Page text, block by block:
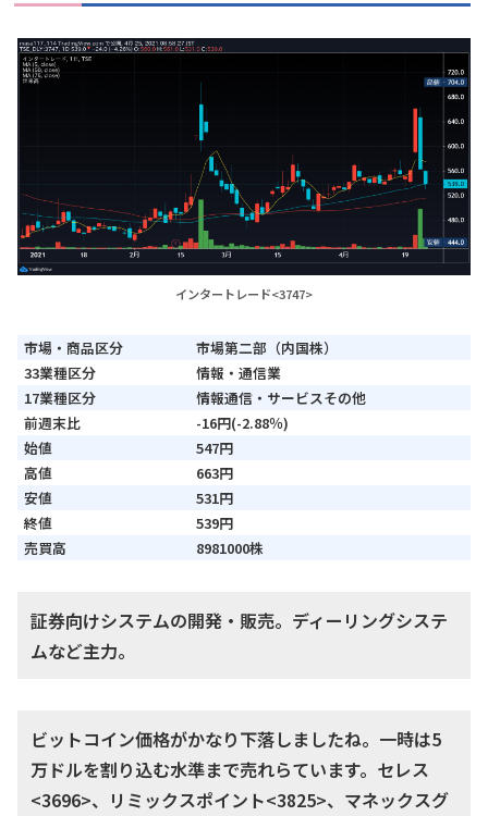
インタートレード<3747>
市場・商品区分
市場第二部（内国株）
33業種区分
情報・通信業
17業種区分
情報通信・サービスその他
前週末比
-16円(-2.88％)
始値
547円
高値
663円
安値
531円
終値
539円
売買高
8981000株
証券向けシステムの開発・販売。ディーリングシステ
ムなど主力。
ビットコイン価格がかなり下落しましたね。一時は5
万ドルを割り込む水準まで売れらています。セレス
<3696>、リミックスポイント<3825>、マネックスグ